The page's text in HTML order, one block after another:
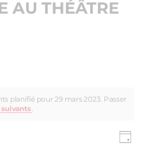
AU THÉÂTRE
planifié pour 29 mars 2023. Passer
Jour